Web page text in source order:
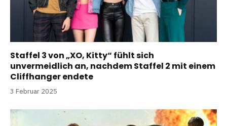
Staffel 3 von „XO, Kitty“ fühlt sich
unvermeidlich an, nachdem Staffel 2 mit einem
Cliffhanger endete
3 Februar 2025